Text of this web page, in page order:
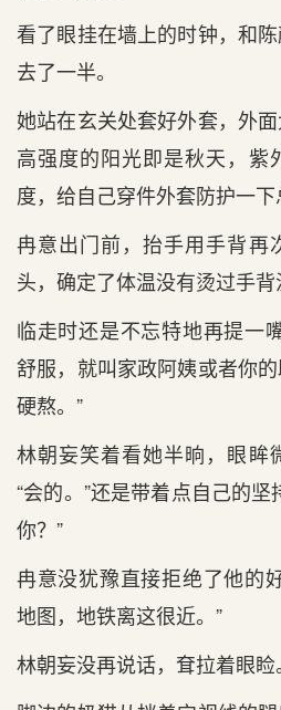
看了眼挂在墙上的时钟，和
去了一半。
她站在玄关处套好外套，外面
高强度的阳光即是秋天，紫
度，给自己穿件外套防护一下
冉意出门前，抬手用手背再
头，确定了体温没有烫过手背
临走时还是不忘特地再提一
舒服，就叫家政阿姨或者你
硬熬。”
林朝妄笑着看她半晌，眼眸
“会的。”还是带着点自己的
你？”
冉意没犹豫直接拒绝了他的
地图，地铁离这很近。”
林朝妄没再说话，耷拉着眼睑